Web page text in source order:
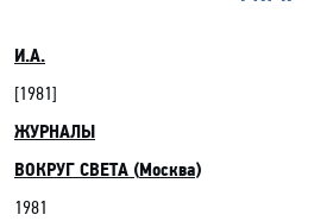
И.А.
[1981]
ЖУРНАЛЫ
ВОКРУГ СВЕТА (Москва)
1981